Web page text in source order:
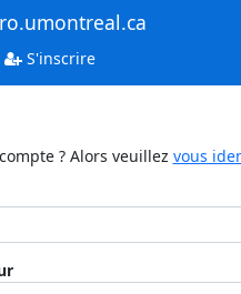
S'inscrire
? Alors veuillez vous